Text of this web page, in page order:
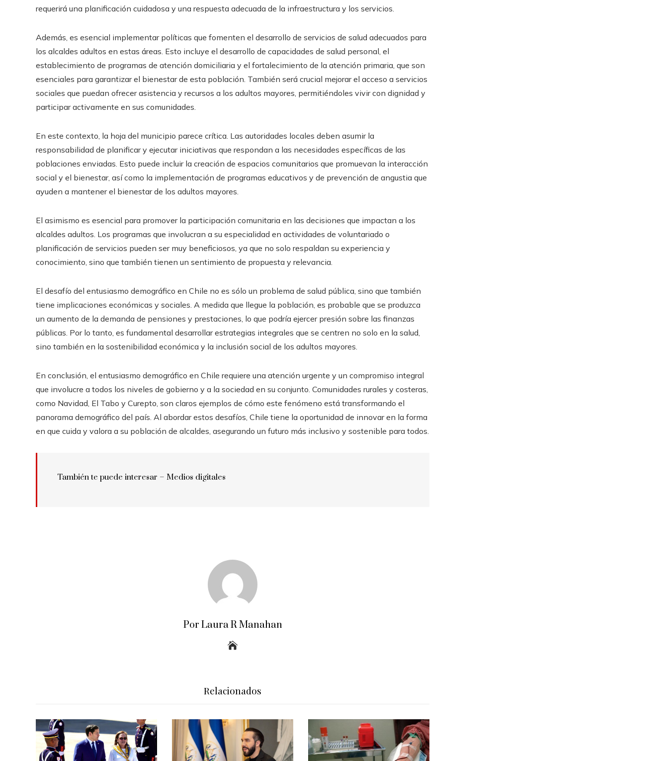
requerirá una planificación cuidadosa y una respuesta adecuada de la infraestructura y los servicios.
Además, es esencial implementar políticas que fomenten el desarrollo de servicios de salud adecuados para
los alcaldes adultos en estas áreas. Esto incluye el desarrollo de capacidades de salud personal, el
establecimiento de programas de atención domiciliaria y el fortalecimiento de la atención primaria, que son
esenciales para garantizar el bienestar de esta población. También será crucial mejorar el acceso a servicios
sociales que puedan ofrecer asistencia y recursos a los adultos mayores, permitiéndoles vivir con dignidad y
participar activamente en sus comunidades.
En este contexto, la hoja del municipio parece crítica. Las autoridades locales deben asumir la
responsabilidad de planificar y ejecutar iniciativas que respondan a las necesidades específicas de las
poblaciones enviadas. Esto puede incluir la creación de espacios comunitarios que promuevan la interacción
social y el bienestar, así como la implementación de programas educativos y de prevención de angustia que
ayuden a mantener el bienestar de los adultos mayores.
El asimismo es esencial para promover la participación comunitaria en las decisiones que impactan a los
alcaldes adultos. Los programas que involucran a su especialidad en actividades de voluntariado o
planificación de servicios pueden ser muy beneficiosos, ya que no solo respaldan su experiencia y
conocimiento, sino que también tienen un sentimiento de propuesta y relevancia.
El desafío del entusiasmo demográfico en Chile no es sólo un problema de salud pública, sino que también
tiene implicaciones económicas y sociales. A medida que llegue la población, es probable que se produzca
un aumento de la demanda de pensiones y prestaciones, lo que podría ejercer presión sobre las finanzas
públicas. Por lo tanto, es fundamental desarrollar estrategias integrales que se centren no solo en la salud,
sino también en la sostenibilidad económica y la inclusión social de los adultos mayores.
En conclusión, el entusiasmo demográfico en Chile requiere una atención urgente y un compromiso integral
que involucre a todos los niveles de gobierno y a la sociedad en su conjunto. Comunidades rurales y costeras,
como Navidad, El Tabo y Curepto, son claros ejemplos de cómo este fenómeno está transformando el
panorama demográfico del país. Al abordar estos desafíos, Chile tiene la oportunidad de innovar en la forma
en que cuida y valora a su población de alcaldes, asegurando un futuro más inclusivo y sostenible para todos.
También te puede interesar – Medios digitales
Por Laura R Manahan
Relacionados